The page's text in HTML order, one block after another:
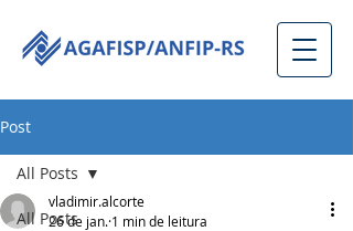
Post
All Posts
All Posts
vladimir.alcorte
26 de jan. 1 min de leitura